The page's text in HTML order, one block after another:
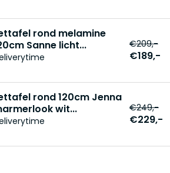
rond melamine
Sanne licht...
€209,-
€189,-
rond 120cm Jenna
wit...
€249,-
€229,-